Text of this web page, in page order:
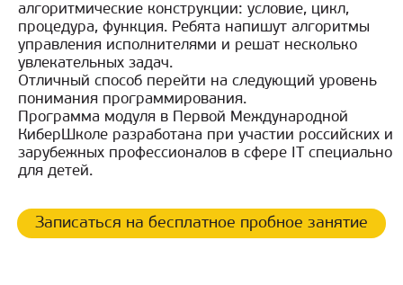
алгоритмические конструкции: условие, цикл,
процедура, функция. Ребята напишут алгоритмы
управления исполнителями и решат несколько
увлекательных задач.
Отличный способ перейти на следующий уровень
понимания программирования.
Программа модуля в Первой Международной
КиберШколе разработана при участии российских и
зарубежных профессионалов в сфере IT специально
для детей.
Записаться на бесплатное пробное занятие